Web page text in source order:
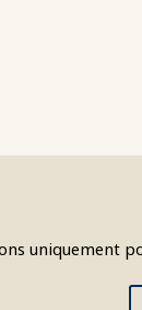
uniquement